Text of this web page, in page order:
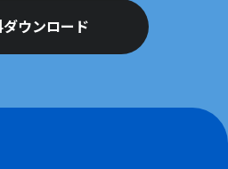
ウンロード